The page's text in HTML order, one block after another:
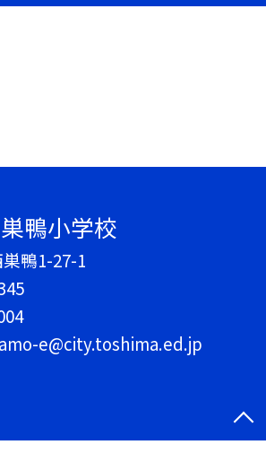
鴨小学校
鴨1-27-1
e@city.toshima.ed.jp